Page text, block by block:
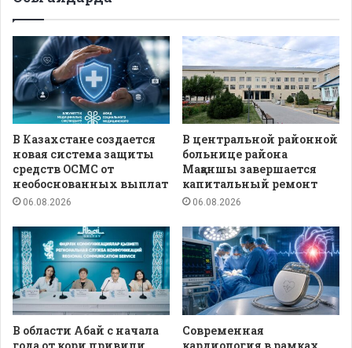
В Казахстане создается
новая система защиты
средств ОСМС от
необоснованных выплат
06.08.2026
В центральной районной
больнице района
Мақаншы завершается
капитальный ремонт
06.08.2026
В области Абай с начала
Современная